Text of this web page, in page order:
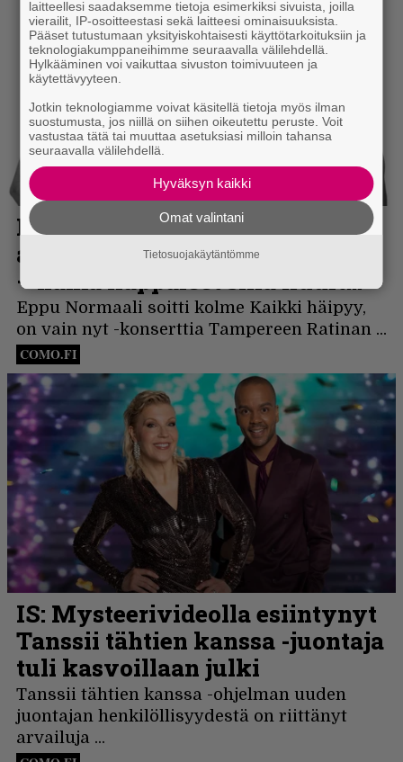
laitteellesi saadaksemme tietoja esimerkiksi sivuista, joilla
vierailit, IP-osoitteestasi sekä laitteesi ominaisuuksista.
Pääset tutustumaan yksityiskohtaisesti käyttötarkoituksiin ja
teknologiakumppaneihimme seuraavalla välilehdellä.
Hylkääminen voi vaikuttaa sivuston toimivuuteen ja
käytettävyyteen.
Jotkin teknologiamme voivat käsitellä tietoja myös ilman
suostumusta, jos niillä on siihen oikeutettu peruste. Voit
vastustaa tätä tai muuttaa asetuksiasi milloin tahansa
seuraavalla välilehdellä.
Hyväksyn kaikki
Omat valintani
Tietosuojakäytäntömme